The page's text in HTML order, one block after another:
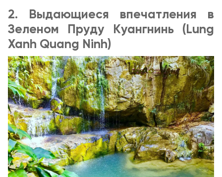
2. Выдающиеся впечатления в
Зеленом Пруду Куангнинь (Lung
Xanh Quang Ninh)